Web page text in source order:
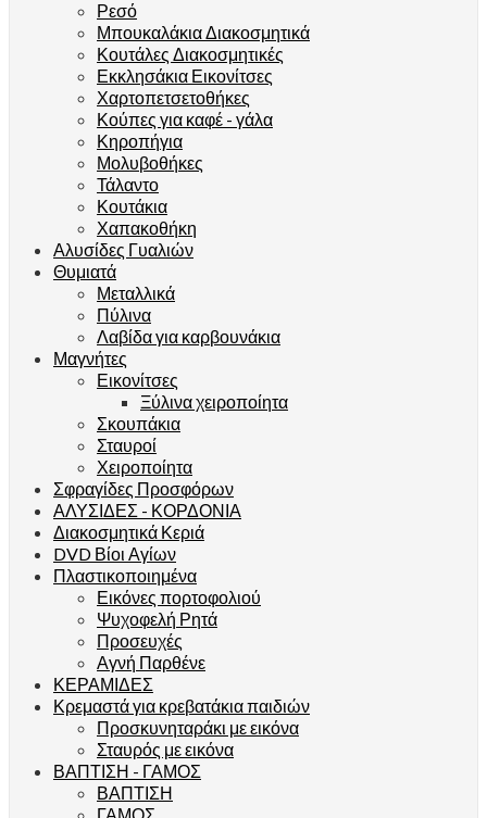
Ρεσό
Μπουκαλάκια Διακοσμητικά
Κουτάλες Διακοσμητικές
Εκκλησάκια Εικονίτσες
Χαρτοπετσετοθήκες
Κούπες για καφέ - γάλα
Κηροπήγια
Μολυβοθήκες
Τάλαντο
Κουτάκια
Χαπακοθήκη
Αλυσίδες Γυαλιών
Θυμιατά
Μεταλλικά
Πύλινα
Λαβίδα για καρβουνάκια
Μαγνήτες
Εικονίτσες
Ξύλινα χειροποίητα
Σκουπάκια
Σταυροί
Χειροποίητα
Σφραγίδες Προσφόρων
ΑΛΥΣΙΔΕΣ - ΚΟΡΔΟΝΙΑ
Διακοσμητικά Κεριά
DVD Βίοι Αγίων
Πλαστικοποιημένα
Εικόνες πορτοφολιού
Ψυχοφελή Ρητά
Προσευχές
Αγνή Παρθένε
ΚΕΡΑΜΙΔΕΣ
Κρεμαστά για κρεβατάκια παιδιών
Προσκυνηταράκι με εικόνα
Σταυρός με εικόνα
ΒΑΠΤΙΣΗ - ΓΑΜΟΣ
ΒΑΠΤΙΣΗ